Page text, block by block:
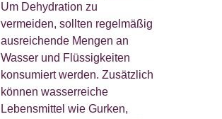
Um Dehydration zu
vermeiden, sollten regelmäßig
ausreichende Mengen an
Wasser und Flüssigkeiten
konsumiert werden. Zusätzlich
können wasserreiche
Lebensmittel wie Gurken,